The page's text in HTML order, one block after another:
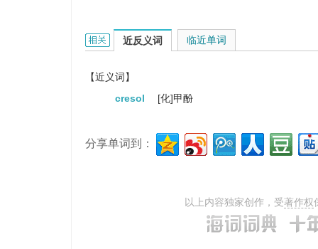
methyl phenol的相关资料：
近反义词
【近义词】
cresol
[化]甲酚
临近单词
分享单词到：
以上内容独家创作，受著作权